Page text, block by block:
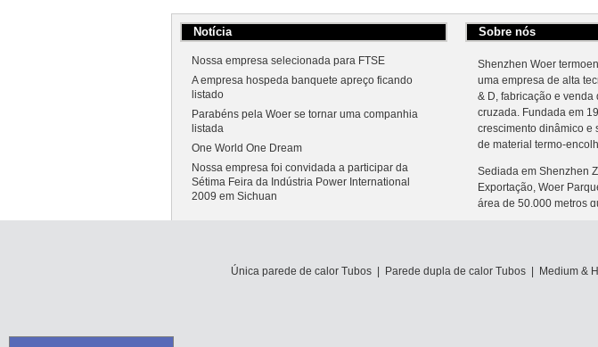
Notícia
Nossa empresa selecionada para FTSE
A empresa hospeda banquete apreço ficando
listado
Parabéns pela Woer se tornar uma companhia
listada
One World One Dream
Nossa empresa foi convidada a participar da
Sétima Feira da Indústria Power International
2009 em Sichuan
Sobre nós
Shenzhen Woer
uma empresa de alta
& D, fabricação e
cruzada. Fundada em
crescimento dinâmico e
de material termo-
Sediada em Shenzhen
Exportação, Woer
área de 50.000 metros
Única parede de calor Tubos Parede dupla de calor Tubos Medium &